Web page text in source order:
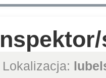
Lokalizacja: